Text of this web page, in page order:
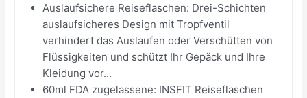
Auslaufsichere Reiseflaschen: Drei-Schichten
auslaufsicheres Design mit Tropfventil
verhindert das Auslaufen oder Verschütten von
Flüssigkeiten und schützt Ihr Gepäck und Ihre
Kleidung vor...
60ml FDA zugelassene: INSFIT Reiseflaschen